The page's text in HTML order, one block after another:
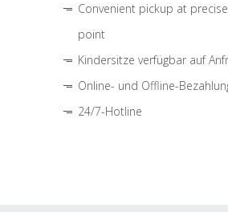
Convenient pickup at
point
Kindersitze verfügbar auf
Online- und Offline-
24/7-Hotline